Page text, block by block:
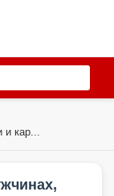
и кар...